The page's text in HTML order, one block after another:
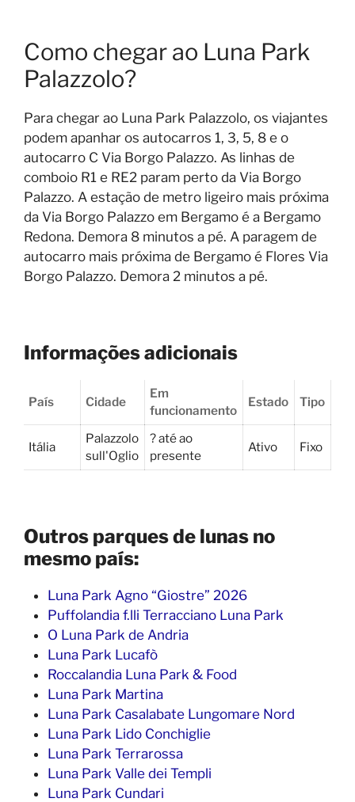
Como chegar ao Luna Park
Palazzolo?
Para chegar ao Luna Park Palazzolo, os viajantes
podem apanhar os autocarros 1, 3, 5, 8 e o
autocarro C Via Borgo Palazzo. As linhas de
comboio R1 e RE2 param perto da Via Borgo
Palazzo. A estação de metro ligeiro mais próxima
da Via Borgo Palazzo em Bergamo é a Bergamo
Redona. Demora 8 minutos a pé. A paragem de
autocarro mais próxima de Bergamo é Flores Via
Borgo Palazzo. Demora 2 minutos a pé.
Informações adicionais
País Cidade
Em
funcionamento
Estado Tipo
Itália
Palazzolo
sull'Oglio
? até ao
presente
Ativo Fixo
Outros parques de lunas no
mesmo país:
Luna Park Agno “Giostre” 2026
Puffolandia f.lli Terracciano Luna Park
O Luna Park de Andria
Luna Park Lucafò
Roccalandia Luna Park & Food
Luna Park Martina
Luna Park Casalabate Lungomare Nord
Luna Park Lido Conchiglie
Luna Park Terrarossa
Luna Park Valle dei Templi
Luna Park Cundari